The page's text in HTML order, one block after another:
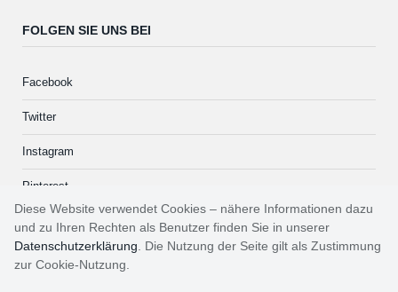
FOLGEN SIE UNS BEI
Facebook
Twitter
Instagram
Pinterest
Impressum
Diese Website verwendet Cookies – nähere Informationen dazu
und zu Ihren Rechten als Benutzer finden Sie in unserer
Datenschutzerklärung . Die Nutzung der Seite gilt als Zustimmung
zur Cookie-Nutzung.